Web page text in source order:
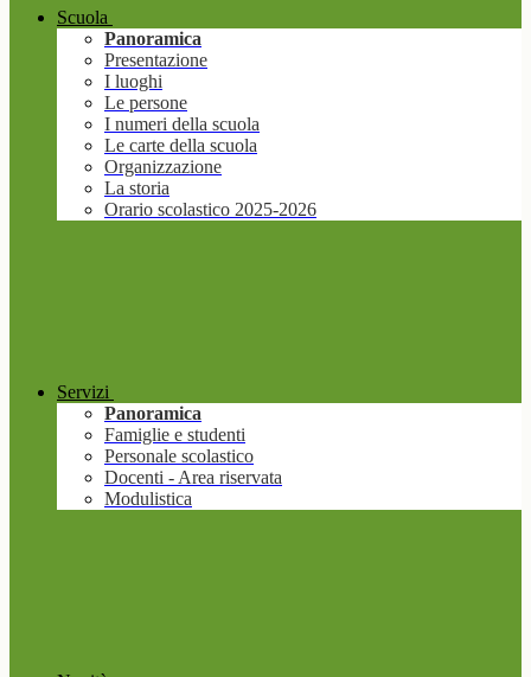
Scuola
Panoramica
Presentazione
I luoghi
Le persone
I numeri della scuola
Le carte della scuola
Organizzazione
La storia
Orario scolastico 2025-2026
Servizi
Panoramica
Famiglie e studenti
Personale scolastico
Docenti - Area riservata
Modulistica